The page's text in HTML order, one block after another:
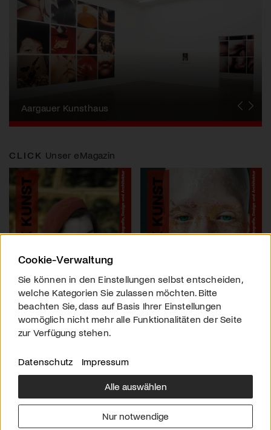
Künstlerin
Aargauer Kunsthaus
Gewerbemuseum Winterthur
Liste Art Fair Basel
Bündner Kunstmuseum
Künstler:innen Portraits
Junge Schweizer Kunst
Vögele Kultur Zentrum
Nidwaldner Museum
Haus für Kunst Uri
CLICK Unser eMagazin
Über uns
Downloads
Werben
Impressum
Cookie-Verwaltung
Sie können in den Einstellungen selbst entscheiden,
welche Kategorien Sie zulassen möchten. Bitte
beachten Sie, dass auf Basis Ihrer Einstellungen
womöglich nicht mehr alle Funktionalitäten der Seite
zur Verfügung stehen.
Datenschutz Impressum
Alle auswählen
Nur notwendige